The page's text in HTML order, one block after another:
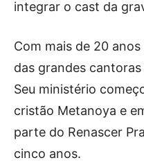
integrar o cast da
Com mais de 20
das grandes
Seu ministério
cristão Metanoya e
parte do Renascer
cinco anos.